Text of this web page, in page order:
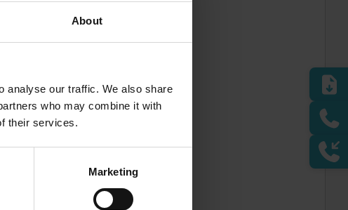
About
analyse our traffic. We also share
who may combine it with
their services.
Marketing
te ontvangen van
in dePrivacyverklaring.